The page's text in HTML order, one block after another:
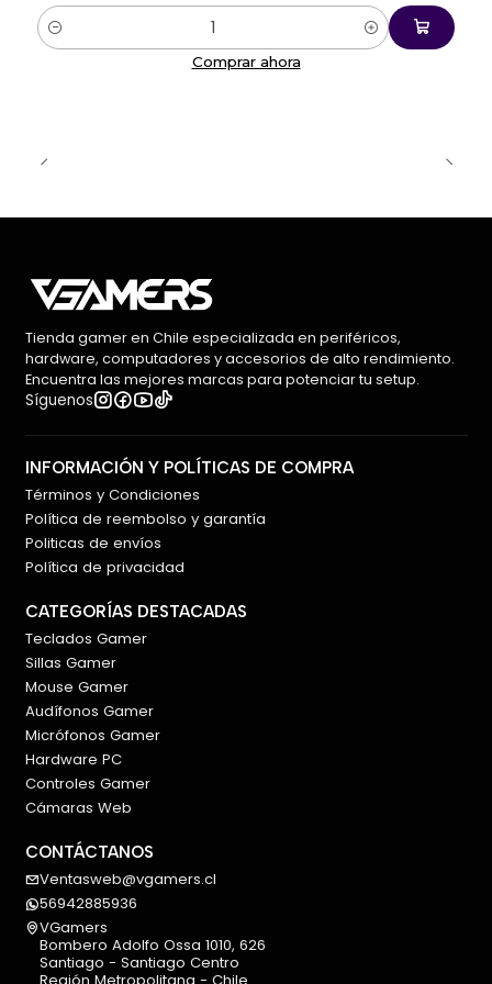
🖥️ Pantalla TFT inteligente + perilla metálica
Configuración RGB
rápido de volumen y funciones multimedia.
🌈 RGB por tecla orientado al sur
El sistema RGB south-facing mejora:
Compatibilidad con keycaps premium
Efectos visuales más limpios y modernos
Totalmente configurable mediante software.
🧠 Hot Swap + personalización total
Compatible con:
Switches mecánicos 3 y 5 pines
Estabilizadores screw-in
Permitiendo personalizar completamente:
Sonido
Sensación
Ideal para entusiastas de teclados custom.
Cantidad
Comprar ahora
Tienda gamer en Chile especializada en periféricos,
hardware, computadores y accesorios de alto rendimiento.
Encuentra las mejores marcas para potenciar tu setup.
Síguenos
INFORMACIÓN Y POLÍTICAS DE COMPRA
Términos y Condiciones
Política de reembolso y garantía
Politicas de envíos
Política de privacidad
CATEGORÍAS DESTACADAS
Teclados Gamer
Sillas Gamer
Mouse Gamer
Audífonos Gamer
Micrófonos Gamer
Hardware PC
Controles Gamer
Cámaras Web
CONTÁCTANOS
Ventasweb@vgamers.cl
56942885936
VGamers
Bombero Adolfo Ossa 1010, 626
Santiago - Santiago Centro